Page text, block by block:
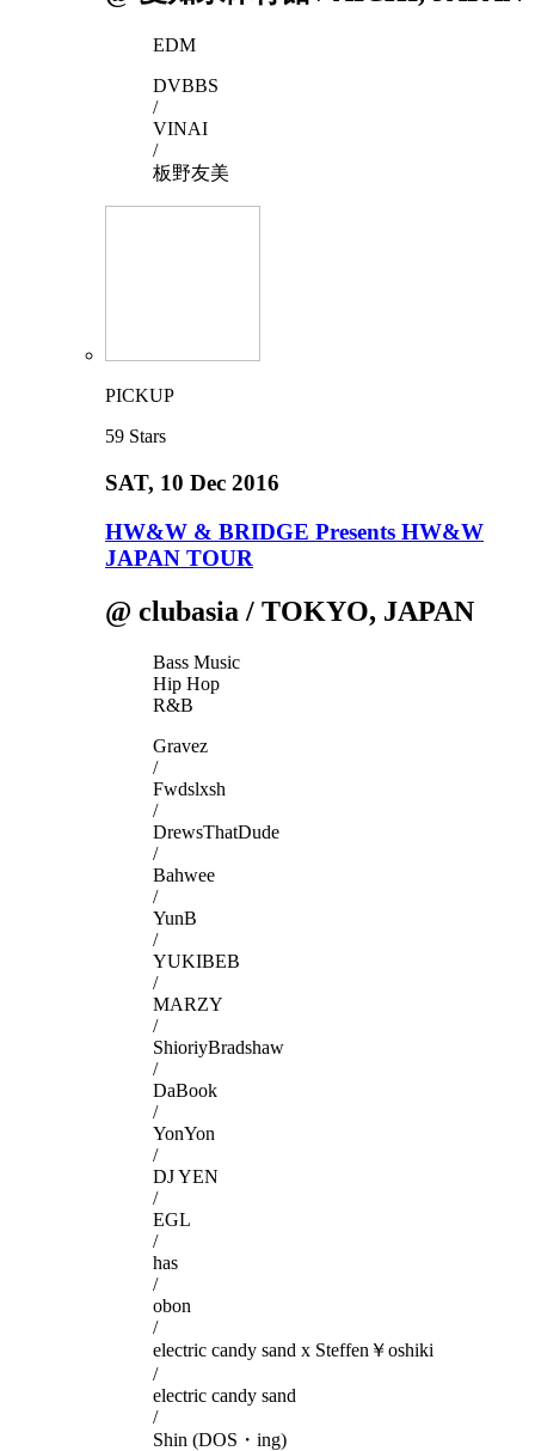
EDM
DVBBS
/
VINAI
/
板野友美
PICKUP
59 Stars
SAT, 10 Dec 2016
HW&W & BRIDGE Presents HW&W
JAPAN TOUR
@ clubasia / TOKYO, JAPAN
Bass Music
Hip Hop
R&B
Gravez
/
Fwdslxsh
/
DrewsThatDude
/
Bahwee
/
YunB
/
YUKIBEB
/
MARZY
/
ShioriyBradshaw
/
DaBook
/
YonYon
/
DJ YEN
/
EGL
/
has
/
obon
/
electric candy sand x Steffen￥oshiki
/
electric candy sand
/
Shin (DOS・ing)